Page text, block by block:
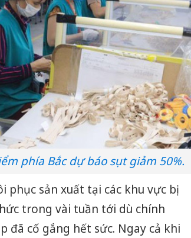
phía Bắc dự báo sụt giảm 50%.
phục sản xuất tại các khu vực bị
trong vài tuần tới dù chính
đã cố gắng hết sức. Ngay cả khi